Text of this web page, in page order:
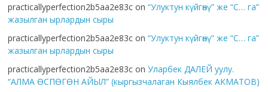
practicallyperfection2b5aa2e83c on“Улуктун күйгөнү” же “С… га”
жазылган ырлардын сыры
practicallyperfection2b5aa2e83c on“Улуктун күйгөнү” же “С… га”
жазылган ырлардын сыры
practicallyperfection2b5aa2e83c onУларбек ДАЛЕЙ уулу.
“АЛМА ӨСПӨГӨН АЙЫЛ” (кыргызчалаган Кыялбек АКМАТОВ)